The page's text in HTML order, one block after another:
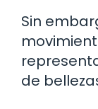
Sin
de